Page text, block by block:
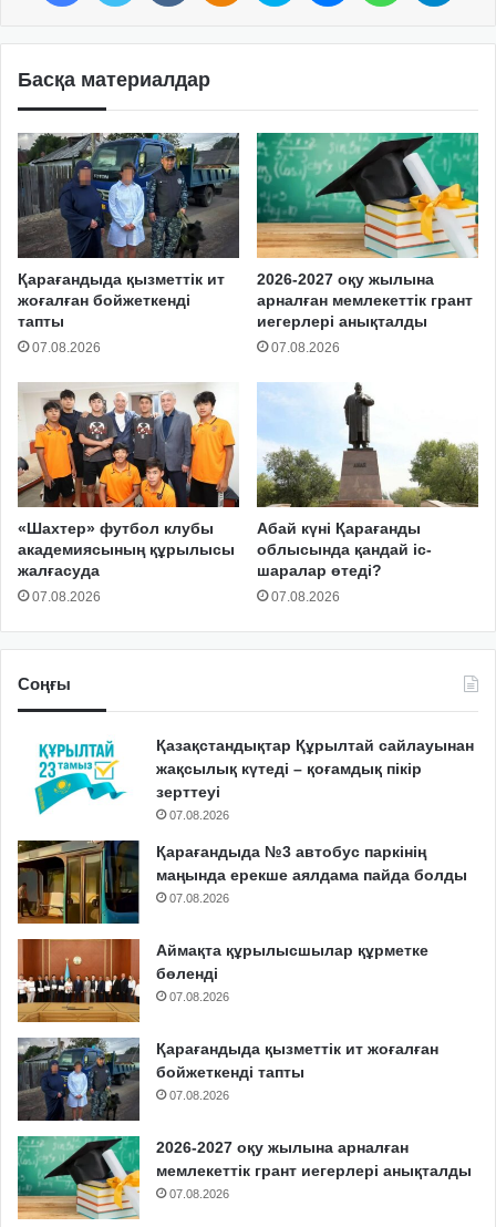
Басқа материалдар
Қарағандыда қызметтік ит
жоғалған бойжеткенді
тапты
07.08.2026
2026-2027 оқу жылына
арналған мемлекеттік грант
иегерлері анықталды
07.08.2026
«Шахтер» футбол клубы
академиясының құрылысы
жалғасуда
07.08.2026
Абай күні Қарағанды
облысында қандай іс-
шаралар өтеді?
07.08.2026
Соңғы
Қазақстандықтар Құрылтай сайлауынан
жақсылық күтеді – қоғамдық пікір
зерттеуі
07.08.2026
Қарағандыда №3 автобус паркінің
маңында ерекше аялдама пайда болды
07.08.2026
Аймақта құрылысшылар құрметке
бөленді
07.08.2026
Қарағандыда қызметтік ит жоғалған
бойжеткенді тапты
07.08.2026
2026-2027 оқу жылына арналған
мемлекеттік грант иегерлері анықталды
07.08.2026